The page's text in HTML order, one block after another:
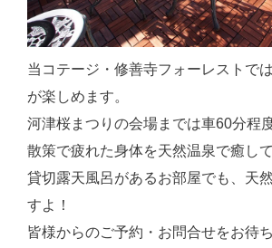
当コテージ・修善寺フォーレストで
が楽しめます。
河津桜まつりの会場までは車60分程度
散策で疲れた身体を天然温泉で癒し
貸切露天風呂があるお部屋でも、天
すよ！
皆様からのご予約・お問合せをお待